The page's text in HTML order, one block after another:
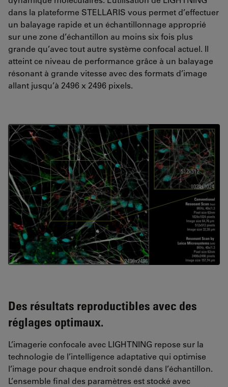
dans la plateforme STELLARIS vous permet d’effectuer
un balayage rapide et un échantillonnage approprié
sur une zone d’échantillon au moins six fois plus
grande qu’avec tout autre système confocal actuel. Il
atteint ce niveau de performance grâce à un balayage
résonant à grande vitesse avec des formats d’image
allant jusqu’à 2496 x 2496 pixels.
Des résultats reproductibles avec des
réglages optimaux.
L’imagerie confocale avec LIGHTNING repose sur la
technologie de l’intelligence adaptative qui optimise
l’image pour chaque endroit sondé dans l’échantillon.
L’ensemble final des paramètres est stocké avec